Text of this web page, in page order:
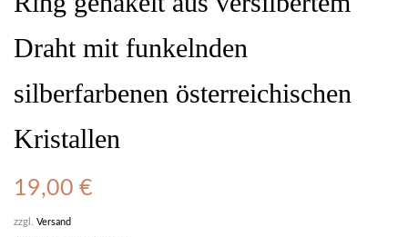
Draht mit funkelnden
silberfarbenen österreichischen
Kristallen
19,00 €
zzgl. Versand